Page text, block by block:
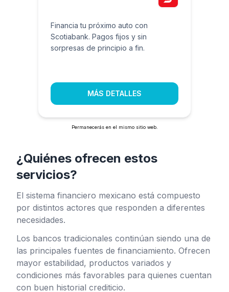
Financia tu próximo auto con
Scotiabank. Pagos fijos y sin
sorpresas de principio a fin.
MÁS DETALLES
Permanecerás en el mismo sitio web.
¿Quiénes ofrecen estos
servicios?
El sistema financiero mexicano está compuesto
por distintos actores que responden a diferentes
necesidades.
Los bancos tradicionales continúan siendo una de
las principales fuentes de financiamiento. Ofrecen
mayor estabilidad, productos variados y
condiciones más favorables para quienes cuentan
con buen historial crediticio.